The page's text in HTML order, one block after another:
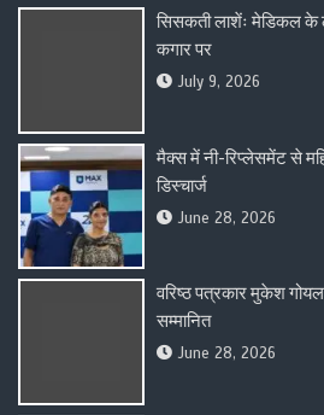
सिसकती लाशेंः मेडिकल के
कगार पर
July 9, 2026
मैक्स में नी-रिप्लेसमेंट से
डिस्चार्ज
June 28, 2026
वरिष्ठ पत्रकार मुकेश गोयल
सम्मानित
June 28, 2026